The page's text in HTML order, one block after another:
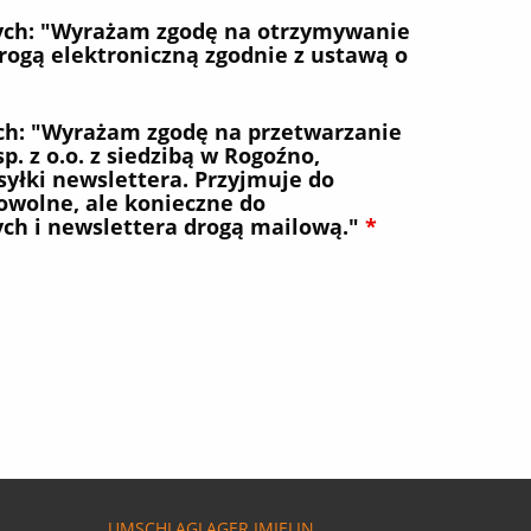
"Wyrażam zgodę na otrzymywanie
elektroniczną zgodnie z ustawą o
"Wyrażam zgodę na przetwarzanie
z o.o. z siedzibą w Rogoźno,
newslettera. Przyjmuje do
ale konieczne do
i newslettera drogą mailową." *